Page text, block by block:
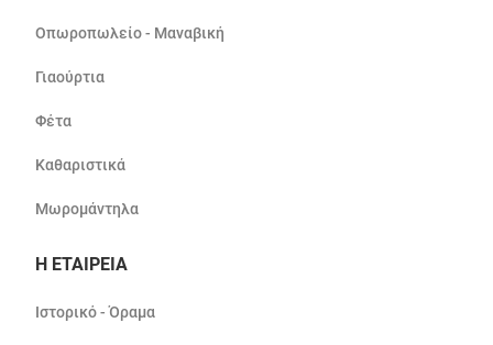
Οπωροπωλείο - Μαναβική
Γιαούρτια
Φέτα
Καθαριστικά
Μωρομάντηλα
Η ΕΤΑΙΡΕΙΑ
Ιστορικό - Όραμα